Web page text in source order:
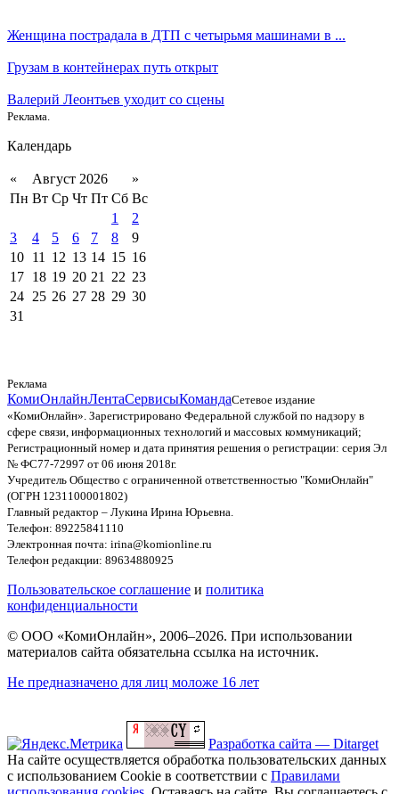
Женщина пострадала в ДТП с четырьмя машинами в ...
Грузам в контейнерах путь открыт
Валерий Леонтьев уходит со сцены
Реклама.
Календарь
« Август 2026
»
Пн Вт Ср Чт Пт Сб Вс
1
2
3
4 5 6 7 8
9
10 11 12 13 14 15 16
17 18 19 20 21 22 23
24 25 26 27 28 29 30
31
Реклама
КомиОнлайнЛентаСервисыКомандаСетевое издание
«КомиОнлайн». Зарегистрировано Федеральной службой по надзору в
сфере связи, информационных технологий и массовых коммуникаций;
Регистрационный номер и дата принятия решения о регистрации: серия Эл
№ ФС77-72997 от 06 июня 2018г.
Учредитель Общество с ограниченной ответственностью "КомиОнлайн"
(ОГРН 1231100001802)
Главный редактор – Лукина Ирина Юрьевна.
Телефон: 89225841110
Электронная почта: irina@komionline.ru
Телефон редакции: 89634880925
Пользовательское соглашение и политика
конфиденциальности
© ООО «КомиОнлайн», 2006–2026. При использовании
материалов сайта обязательна ссылка на источник.
Не предназначено для лиц моложе 16 лет
Разработка сайта — Ditarget
На сайте осуществляется обработка пользовательских данных
с использованием Cookie в соответствии с Правилами